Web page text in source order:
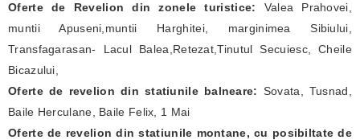
Oferte de Revelion din zonele turistice: Valea Prahovei,
muntii Apuseni,muntii Harghitei, marginimea Sibiului,
Transfagarasan- Lacul Balea,Retezat,Tinutul Secuiesc, Cheile
Bicazului,
Oferte de revelion din statiunile balneare: Sovata, Tusnad,
Baile Herculane, Baile Felix, 1 Mai
Oferte de revelion din statiunile montane, cu posibiltate de